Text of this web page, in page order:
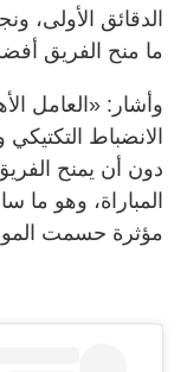
الدقائق
ما منح الفريق
وأشار: «العامل
الانضباط
دون أن يمنح
المباراة، وهو
مؤثرة حسمت